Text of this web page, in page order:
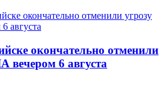
окончательно отменили
вечером 6 августа